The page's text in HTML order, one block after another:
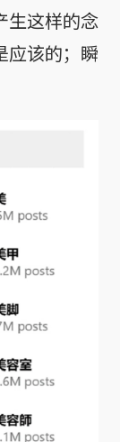
生这样的念
应该的；瞬